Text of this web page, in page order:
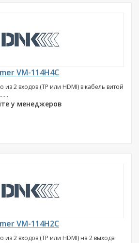
VM-114H4C
из 2 входов (TP или HDMI) в кабель витой
у менеджеров
VM-114H2C
из 2 входов (TP или HDMI) на 2 выхода